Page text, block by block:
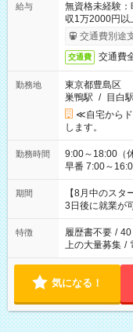
給与
無資格未経験
収1万2000円以
交通費別途
交通費 交通費
勤務地
東京都豊島区
巣鴨駅 / 目白駅
≪自宅から
します。
勤務時間
9:00～18:00（休憩60分） ■ご希望が
早番 7:00～16:00
と休みを合わ
「できれば残
ね。 ※Wワーク希望の方へ 今ご覧のお仕事で希望する勤務時間
と、もう1つの
合は応募できま
期間
【8月中のス
3日後に就業が
特徴 履歴書不要 / 40
上の大量募集 /
気になる！